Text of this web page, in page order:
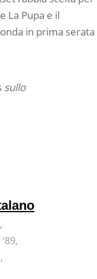
La Pupa e il
in prima serata
sullo